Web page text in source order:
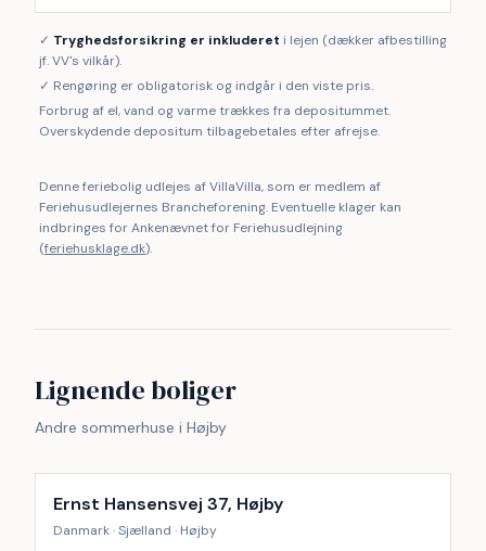
✓ Tryghedsforsikring er inkluderet i lejen (dækker afbestilling
jf. VV's vilkår).
✓ Rengøring er obligatorisk og indgår i den viste pris.
Forbrug af el, vand og varme trækkes fra depositummet.
Overskydende depositum tilbagebetales efter afrejse.
Denne feriebolig udlejes af VillaVilla, som er medlem af
Feriehusudlejernes Brancheforening. Eventuelle klager kan
indbringes for Ankenævnet for Feriehusudlejning
(feriehusklage.dk).
Lignende boliger
Andre sommerhuse i Højby
Ernst Hansensvej 37, Højby
Danmark · Sjælland · Højby